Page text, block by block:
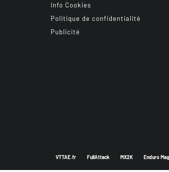
Info Cookies
Politique de confidentialité
Publicité
VTTAE.fr FullAttack MX2K Enduro Mag